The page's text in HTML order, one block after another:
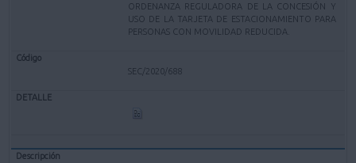
ORDENANZA REGULADORA DE LA CONCESIÓN Y
USO DE LA TARJETA DE ESTACIONAMIENTO PARA
PERSONAS CON MOVILIDAD REDUCIDA.
SEC/2020/688